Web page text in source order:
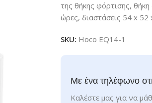
της θήκης φόρτισης,
ώρες, διαστάσεις 54 x
SKU: Hoco EQ14-1
Με ένα τηλέφωνο
Καλέστε μας για να